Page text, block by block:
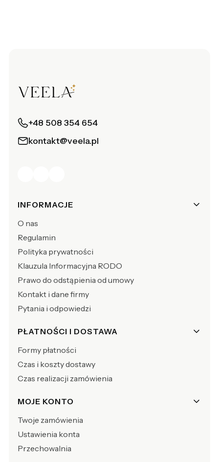
+48 508 354 654
kontakt@veela.pl
Linki w stopce
INFORMACJE
O nas
Regulamin
Polityka prywatności
Klauzula Informacyjna RODO
Prawo do odstąpienia od umowy
Kontakt i dane firmy
Pytania i odpowiedzi
PŁATNOŚCI I DOSTAWA
Formy płatności
Czas i koszty dostawy
Czas realizacji zamówienia
MOJE KONTO
Twoje zamówienia
Ustawienia konta
Przechowalnia